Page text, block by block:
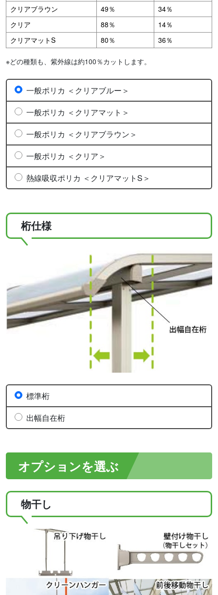
クリアブラウン
49％
34％
クリア
88％
14％
クリアマットS
80％ 36％
※どの種類も、紫外線は約100％カットします。
一般ポリカ ＜クリアブルー＞
一般ポリカ ＜クリアマット＞
一般ポリカ ＜クリアブラウン＞
一般ポリカ ＜クリア＞
熱線吸収ポリカ ＜クリアマットS＞
桁仕様
標準桁
出幅自在桁
オプションを選ぶ
物干し